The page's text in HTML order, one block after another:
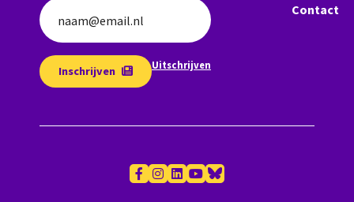
naam@email.nl
Inschrijven Uitschrijven
Contact